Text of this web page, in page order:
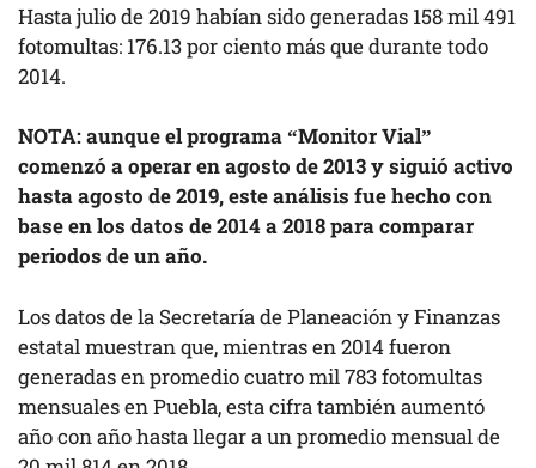
Hasta julio de 2019 habían sido generadas 158 mil 491
fotomultas: 176.13 por ciento más que durante todo
2014.
NOTA: aunque el programa “Monitor Vial”
comenzó a operar en agosto de 2013 y siguió activo
hasta agosto de 2019, este análisis fue hecho con
base en los datos de 2014 a 2018 para comparar
periodos de un año.
Los datos de la Secretaría de Planeación y Finanzas
estatal muestran que, mientras en 2014 fueron
generadas en promedio cuatro mil 783 fotomultas
mensuales en Puebla, esta cifra también aumentó
año con año hasta llegar a un promedio mensual de